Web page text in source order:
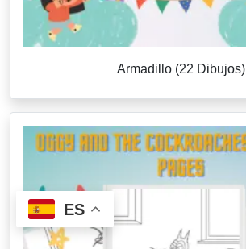
Armadillo (22 Dibujos)
ES